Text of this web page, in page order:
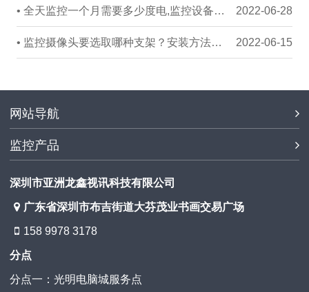
2022-06-28
• 全天监控一个月需要多少度电,监控设备耗电量如何计算
2022-06-15
• 监控摄像头要选取哪种支架？安装方法有哪些
网站导航
监控产品
深圳市亚洲龙鑫视讯科技有限公司
广东省深圳市布吉街道大芬茂业书画交易广场
158 9978 3178
分点
分点一：光明电脑城服务点